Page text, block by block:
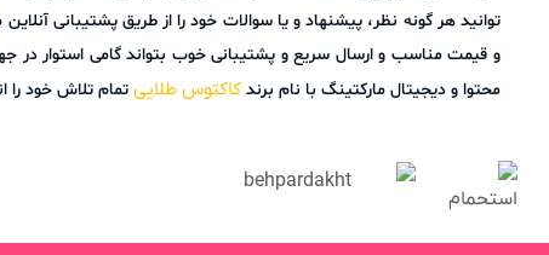
و قیمت مناسب و ارسال سریع و پشتیبانی خوب بتواند گامی استوار در
محتوا و دیجیتال مارکتینگ با نام برند کاکتوس طلایی تمام تلاش خود را